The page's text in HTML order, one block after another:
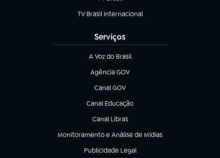
TV Brasil Internacional
(abre em nova aba)
Serviços
A Voz do Brasil
(abre em nova aba)
Agência GOV
(abre em nova aba)
Canal GOV
(abre em nova aba)
Canal Educação
(abre em nova aba)
Canal Libras
(abre em nova aba)
Monitoramento e Análise de Mídias
(abre em nova aba)
Publicidade Legal
(abre em nova aba)